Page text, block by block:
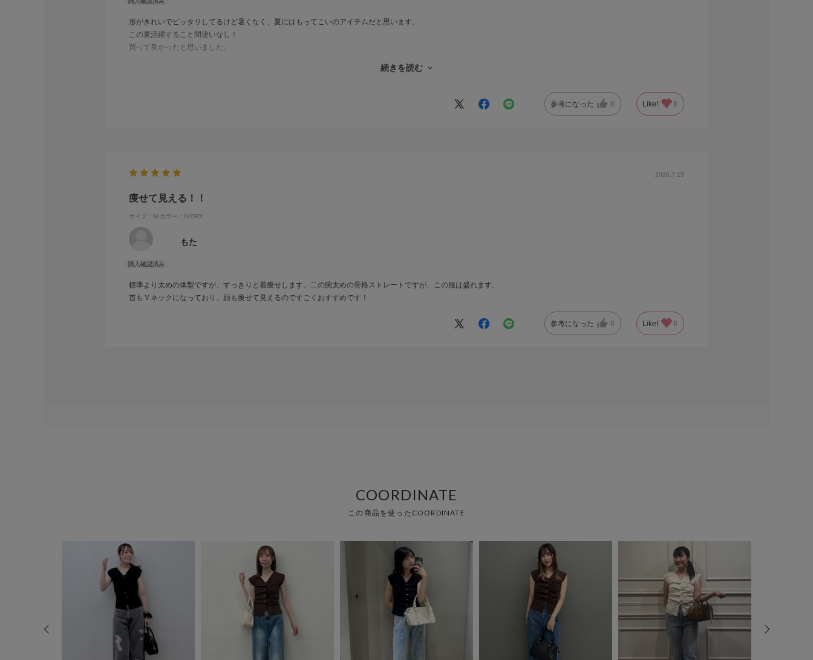
形がきれいでピッタリしてるけど暑くなく、夏にはもってこいのアイテムだと思います。
この夏活躍すること間違いなし！
買って良かったと思いました。
続きを読む
参考になった 0 Like! 0
2026.7.15
痩せて見える！！
サイズ：M カラー：IVORY
もた
標準より太めの体型ですが、すっきりと着痩せします。二の腕太めの骨格ストレートですが、この服は盛れます。
首もＶネックになっており、顔も痩せて見えるのですごくおすすめです！
参考になった 0 Like! 0
COORDINATE
この商品を使ったCOORDINATE